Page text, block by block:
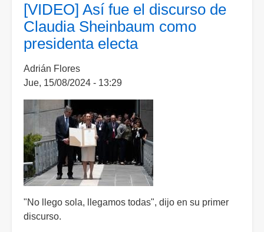
y
respetar
las
de
la
elección
judicial:
TEPJF
[VIDEO] Así fue el discurso de
Claudia Sheinbaum como
presidenta electa
Adrián Flores
Jue, 15/08/2024 - 13:29
"No llego sola, llegamos todas", dijo en su primer
discurso.